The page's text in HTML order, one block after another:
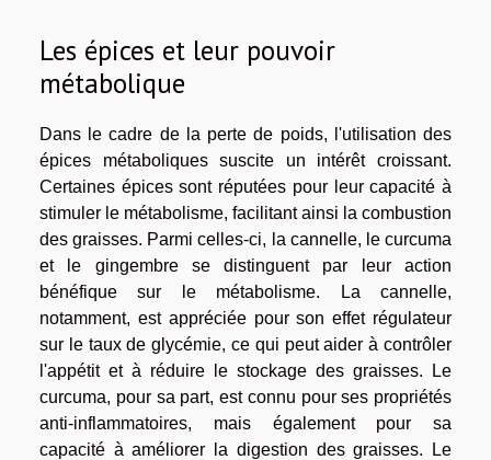
Les épices et leur pouvoir
métabolique
Dans le cadre de la perte de poids, l'utilisation des
épices métaboliques suscite un intérêt croissant.
Certaines épices sont réputées pour leur capacité à
stimuler le métabolisme, facilitant ainsi la combustion
des graisses. Parmi celles-ci, la cannelle, le curcuma
et le gingembre se distinguent par leur action
bénéfique sur le métabolisme. La cannelle,
notamment, est appréciée pour son effet régulateur
sur le taux de glycémie, ce qui peut aider à contrôler
l'appétit et à réduire le stockage des graisses. Le
curcuma, pour sa part, est connu pour ses propriétés
anti-inflammatoires, mais également pour sa
capacité à améliorer la digestion des graisses. Le